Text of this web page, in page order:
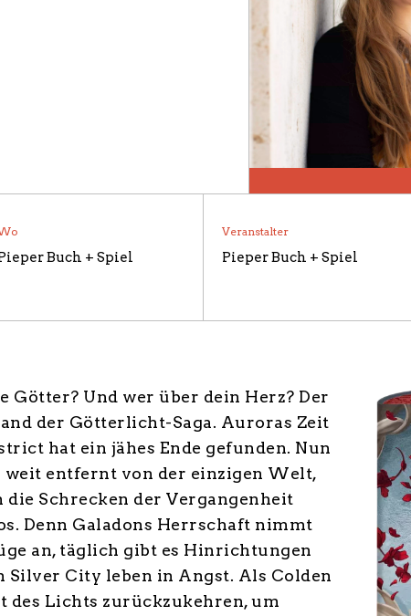
UND PARTNER
/ BILDERGALERIE
Buch + Spiel
Veranstalter
Pieper Buch + Spiel
Und wer über dein Herz? Der
der Götterlicht-Saga. Auroras Zeit
hat ein jähes Ende gefunden. Nun
weit entfernt von der einzigen Welt,
die Schrecken der Vergangenheit
Denn Galadons Herrschaft nimmt
an, täglich gibt es Hinrichtungen
Silver City leben in Angst. Als Colden
des Lichts zurückzukehren, um